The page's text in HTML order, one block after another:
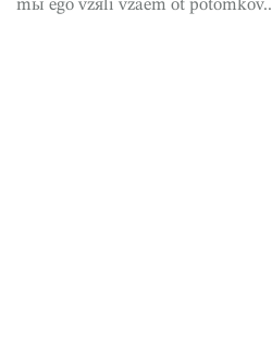
mы ego vzяli vzaem ot potomkov.. ​